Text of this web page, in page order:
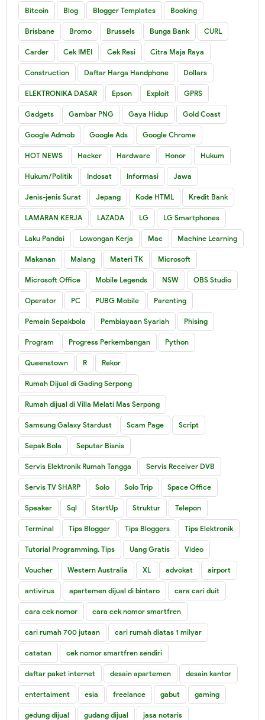
Bitcoin Blog Blogger Templates Booking
Brisbane Bromo Brussels Bunga Bank CURL
Carder Cek IMEI Cek Resi Citra Maja Raya
Construction Daftar Harga Handphone Dollars
ELEKTRONIKA DASAR Epson Exploit GPRS
Gadgets Gambar PNG Gaya Hidup Gold Coast
Google Admob Google Ads Google Chrome
HOT NEWS Hacker Hardware Honor Hukum
Hukum/Politik Indosat Informasi Jawa
Jenis-jenis Surat Jepang Kode HTML Kredit Bank
LAMARAN KERJA LAZADA LG LG Smartphones
Laku Pandai Lowongan Kerja Mac Machine Learning
Makanan Malang Materi TK Microsoft
Microsoft Office Mobile Legends NSW OBS Studio
Operator PC PUBG Mobile Parenting
Pemain Sepakbola Pembiayaan Syariah Phising
Program Progress Perkembangan Python
Queenstown R Rekor
Rumah Dijual di Gading Serpong
Rumah dijual di Villa Melati Mas Serpong
Samsung Galaxy Stardust Scam Page Script
Sepak Bola Seputar Bisnis
Servis Elektronik Rumah Tangga Servis Receiver DVB
Servis TV SHARP Solo Solo Trip Space Office
Speaker Sql StartUp Struktur Telepon
Terminal Tips Blogger Tips Bloggers Tips Elektronik
Tutorial Programming. Tips Uang Gratis Video
Voucher Western Australia XL advokat airport
antivirus apartemen dijual di bintaro cara cari duit
cara cek nomor cara cek nomor smartfren
cari rumah 700 jutaan cari rumah diatas 1 milyar
catatan cek nomor smartfren sendiri
daftar paket internet desain apartemen desain kantor
entertaiment esia freelance gabut gaming
gedung dijual gudang dijual jasa notaris